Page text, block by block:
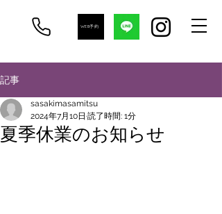
WEB予約
記事
夏季休業のお知らせ
sasakimasamitsu
2024年7月10日 読了時間: 1分